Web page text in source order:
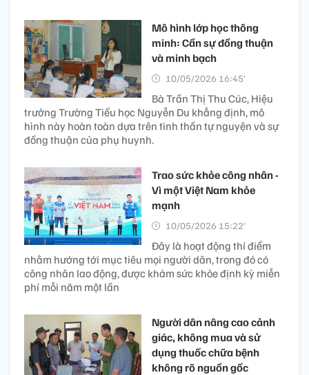
Mô hình lớp học thông
minh: Cần sự đồng thuận
và minh bạch
10/05/2026 16:45’
Bà Trần Thị Thu Cúc, Hiệu
trưởng Trường Tiểu học Nguyễn Du khẳng định, mô
hình này hoàn toàn dựa trên tinh thần tự nguyện và sự
đồng thuận của phụ huynh.
Trao sức khỏe công nhân -
Vì một Việt Nam khỏe
mạnh
10/05/2026 15:22’
Đây là hoạt động thí điểm
nhằm hướng tới mục tiêu mọi người dân, trong đó có
công nhân lao động, được khám sức khỏe định kỳ miễn
phí mỗi năm một lần
Người dân nâng cao cảnh
giác, không mua và sử
dụng thuốc chữa bệnh
không rõ nguồn gốc